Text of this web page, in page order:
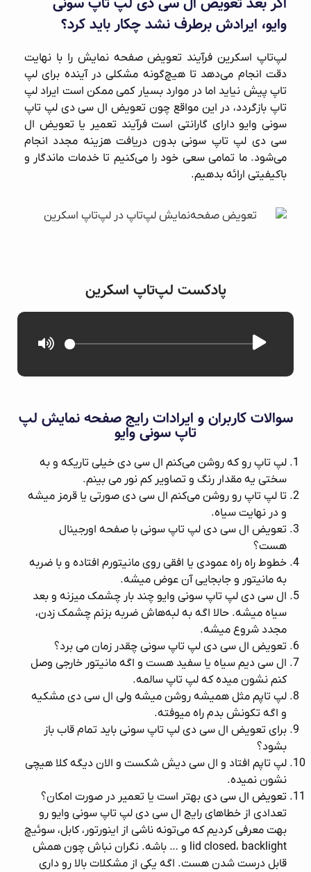
وایو، ایرادش برطرف نشد چکار باید کرد؟
لپ‌تاپ اسکرین فرآیند تعویض صفحه‌ نمایش را با نهایت
دقت انجام می‌دهد تا هیچ‌گونه مشکلی در آینده برای لپ‌
تاپ پیش نیاید اما در موارد بسیار کمی ممکن است ایراد لپ‌
تاپ بازگردد، در این مواقع چون تعویض ال سی دی لپ‌ تاپ
سونی وایو دارای گارانتی است فرآیند تعمیر یا تعویض ال
سی دی لپ تاپ سونی بدون دریافت هزینه مجدد انجام
می‌شود. ما تمامی سعی خود را می‌کنیم تا خدمات ماندگار و
باکیفیتی ارائه بدهیم.
پادکست لپ‌تاپ اسکرین
سوالات کاربران و ایرادات رایج صفحه‌ نمایش لپ‌
تاپ سونی وایو
لپ تاپ رو که روشن می‌کنم ال سی دی خیلی تاریکه و به
سختی یه مقدار رنگ و تصاویر کم نور می بینم.
تا لپ تاپ رو روشن می‌کنم ال سی دی صورتی یا قرمز میشه
و در نهایت سیاه.
تعویض ال سی دی لپ تاپ سونی با صفحه اورجینال
هست؟
خطوط راه راه عمودی یا افقی روی مانیتورم افتاده و با ضربه
به مانیتور و جابجایی آن عوض میشه.
ال سی دی لپ تاپ سونی وایو چند بار چشمک میزنه و بعد
سیاه میشه. حالا اگه به لبه‌هاش ضربه بزنم چشمک زدن،
مجدد شروع میشه.
تعویض ال سی دی لپ تاپ سونی چقدر زمان می برد؟
ال سی دیم سیاه یا سفید هست و اگه مانیتور خارجی وصل
کنم نشون میده که لپ تاپ سالمه.
لپ تاپم مثل همیشه روشن میشه ولی ال سی دی مشکیه
و اگه تکونش بدم راه میوفته.
برای تعویض ال سی دی لپ تاپ سونی باید تمام قاب باز
بشود؟
لپ تاپم افتاد و ال سی دیش شکست و الان دیگه کلا هیچی
نشون نمیده.
تعویض ال سی دی بهتر است یا تعمیر در صورت امکان؟
تعدادی از خطاهای رایج ال سی دی لپ تاپ سونی وایو رو
بهت معرفی کردیم که می‌تونه ناشی از اینورتور، کابل، سوئیچ
lid closed، backlight و … باشه. نگران نباش چون همش
قابل درست شدن هست. اگه یکی از مشکلات بالا رو داری